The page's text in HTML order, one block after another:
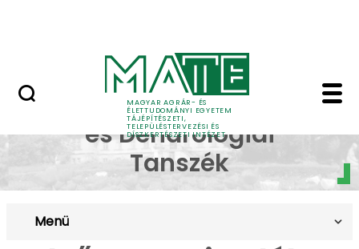
MAGYAR AGRÁR- ÉS
ÉLETTUDOMÁNYI EGYETEM
TÁJÉPÍTÉSZETI,
TELEPÜLÉSTERVEZÉSI ÉS
DÍSZKERTÉSZETI INTÉZET
Első Tavaszi Kaláka
Dísznövénytermesztési
és Dendrológiai
Tanszék
Menü